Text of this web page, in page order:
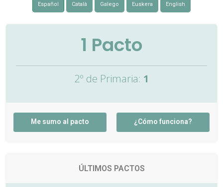
Español Català Galego Euskera English
1 Pacto
2º de Primaria: 1
Me sumo al pacto ¿Cómo funciona?
ÚLTIMOS PACTOS